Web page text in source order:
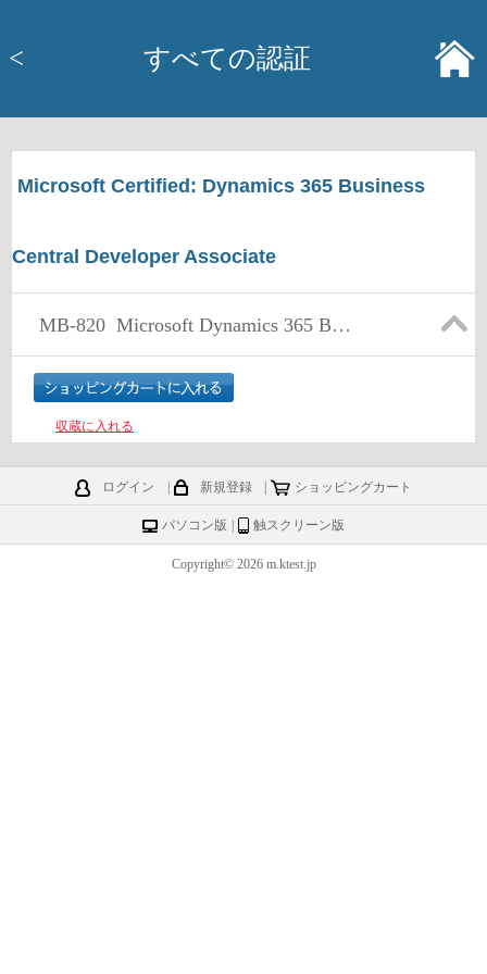
< すべての認証
Microsoft Certified: Dynamics 365 Business
Central Developer Associate
MB-820 Microsoft Dynamics 365 Business Central Developer
収蔵に入れる
ログイン 新規登録 ショッピングカート
パソコン版 触スクリーン版
Copyright© 2026 m.ktest.jp